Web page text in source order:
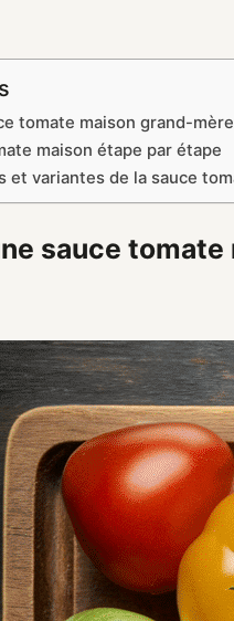
tomate maison grand-
maison étape par étape
et variantes de la sauce
sauce